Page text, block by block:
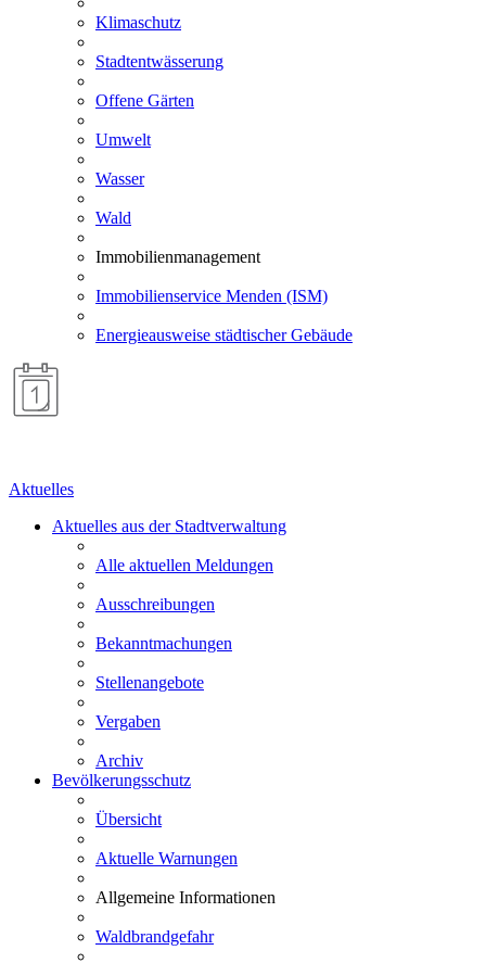
Klimaschutz
Stadtentwässerung
Offene Gärten
Umwelt
Wasser
Wald
Immobilienmanagement
Immobilienservice Menden (ISM)
Energieausweise städtischer Gebäude
Aktuelles
Aktuelles aus der Stadtverwaltung
Alle aktuellen Meldungen
Ausschreibungen
Bekanntmachungen
Stellenangebote
Vergaben
Archiv
Bevölkerungsschutz
Übersicht
Aktuelle Warnungen
Allgemeine Informationen
Waldbrandgefahr